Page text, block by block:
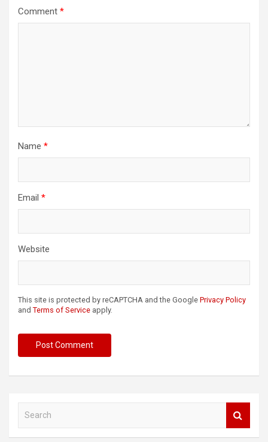
Comment *
Name *
Email *
Website
This site is protected by reCAPTCHA and the Google Privacy Policy
and Terms of Service apply.